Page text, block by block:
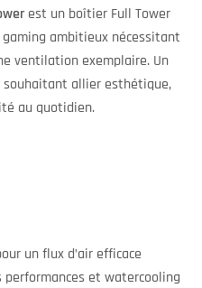
est un boîtier Full Tower
ambitieux nécessitant
ventilation exemplaire. Un
allier esthétique,
au quotidien.
un flux d’air efficace
et watercooling